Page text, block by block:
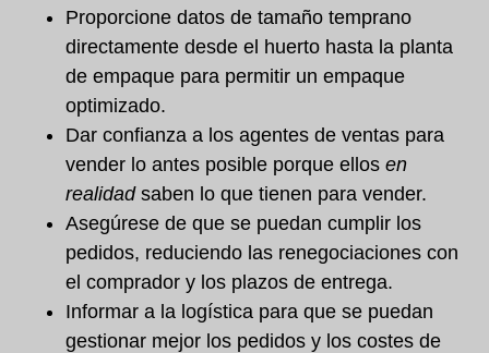
Proporcione datos de tamaño temprano
directamente desde el huerto hasta la planta
de empaque para permitir un empaque
optimizado.
Dar confianza a los agentes de ventas para
vender lo antes posible porque ellos en
realidadsaben lo que tienen para vender.
Asegúrese de que se puedan cumplir los
pedidos, reduciendo las renegociaciones con
el comprador y los plazos de entrega.
Informar a la logística para que se puedan
gestionar mejor los pedidos y los costes de